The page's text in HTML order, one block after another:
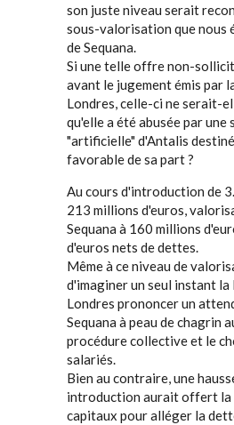
son juste niveau serait
sous-valorisation que nous
de Sequana.
Si une telle offre non-
avant le jugement émis par
Londres, celle-ci ne serait-
qu'elle a été abusée par
"artificielle" d'Antalis
favorable de sa part ?
Au cours d'introduction de
213 millions d'euros,
Sequana à 160 millions
d'euros nets de dettes.
Même à ce niveau de
d'imaginer un seul instant la
Londres prononcer un
Sequana à peau de chagrin
procédure collective et le
salariés.
Bien au contraire, une
introduction aurait offert la
capitaux pour alléger la